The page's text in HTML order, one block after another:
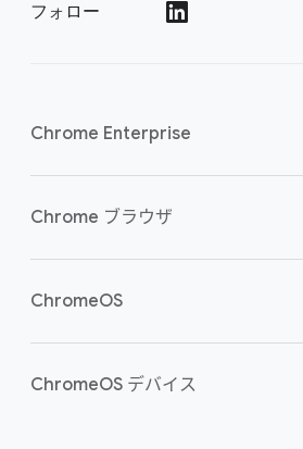
フォロー
Chrome Enterprise
セキュリティ
Chrome ブラウザ
概要
ChromeOS
概要
ChromeOS デバイス